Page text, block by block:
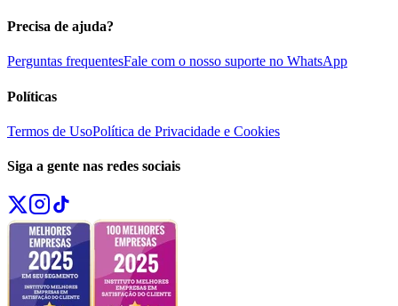
Precisa de ajuda?
Perguntas frequentesFale com o nosso suporte no WhatsApp
Políticas
Termos de UsoPolítica de Privacidade e Cookies
Siga a gente nas redes sociais